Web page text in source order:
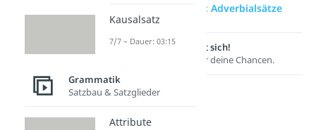
zur Videoseite: Adverbialsätze
Lernen lohnt sich!
Entdecke hier deine Chancen.
Kausalsatz
7/7 – Dauer: 03:15
Grammatik
Satzbau & Satzglieder
Attribute